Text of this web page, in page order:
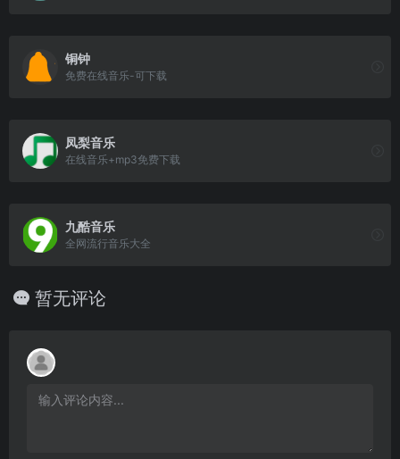
铜钟
免费在线音乐-可下载
凤梨音乐
在线音乐+mp3免费下载
九酷音乐
全网流行音乐大全
暂无评论